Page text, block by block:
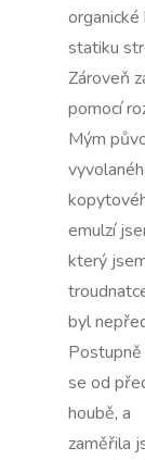
statiku
Zároveň
pomocí
Mým
emulzí
který
byl
se od
houbě, a
zaměřila